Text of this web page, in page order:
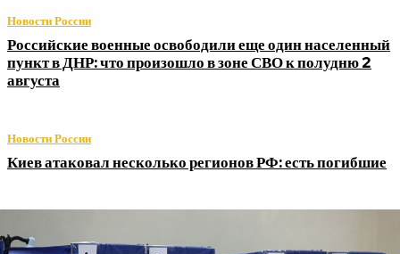
Новости России
Российские военные освободили еще один населенный
пункт в ДНР: что произошло в зоне СВО к полудню 2
августа
Новости России
Киев атаковал несколько регионов РФ: есть погибшие